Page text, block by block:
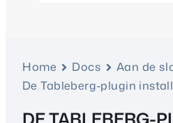
Home Docs
Aan de
De Tableberg-plugin